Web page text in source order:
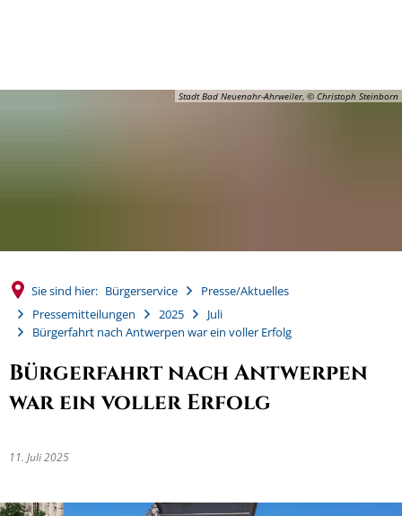
Stadt Bad Neuenahr-Ahrweiler, © Christoph Steinborn
Sie sind hier: Bürgerservice
Presse/Aktuelles
Pressemitteilungen
2025
Juli
Bürgerfahrt nach Antwerpen war ein voller Erfolg
Bürgerfahrt nach Antwerpen
war ein voller Erfolg
11. Juli 2025